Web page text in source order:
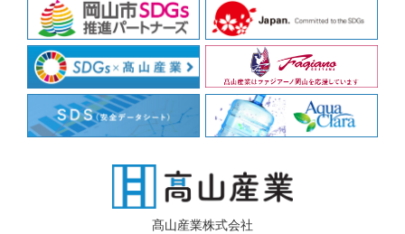
髙山産業株式会社